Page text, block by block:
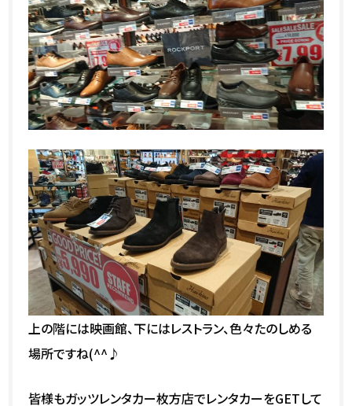
上の階には映画館、下にはレストラン、色々たのしめる
場所ですね(^^♪
皆様もガッツレンタカー枚方店でレンタカーをGETして